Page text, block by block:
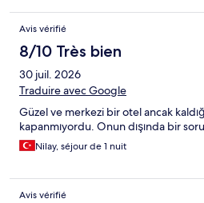
Avis vérifié
8/10 Très bien
30 juil. 2026
Traduire avec Google
Güzel ve merkezi bir otel ancak
kapanmıyordu. Onun dışında bir
Nilay, séjour de 1 nuit
Avis vérifié